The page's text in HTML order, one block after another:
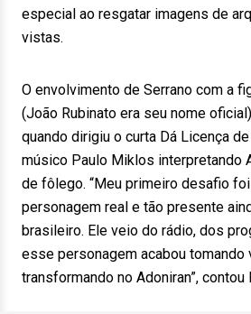
especial ao resgatar imagens de
vistas.
O envolvimento de Serrano com a
(João Rubinato era seu nome
quando dirigiu o curta Dá Licença
músico Paulo Miklos interpretando
de fôlego. “Meu primeiro desafio
personagem real e tão presente
brasileiro. Ele veio do rádio, dos
esse personagem acabou tomando
transformando no Adoniran”, contou